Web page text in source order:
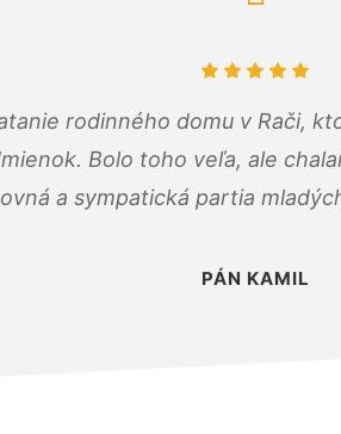
rodinného domu v Rači,
Bolo toho veľa, ale
a sympatická partia
PÁN KAMIL